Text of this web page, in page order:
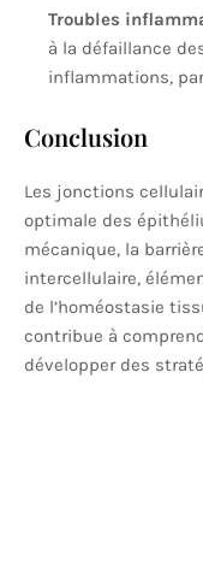
Troubles
à la défaillance
inflammations,
Conclusion
Les jonctions
optimale des
mécanique, la
intercellulaire,
de l’homéostasie
contribue à
développer des